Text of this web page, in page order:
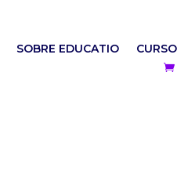
SOBRE EDUCATIO